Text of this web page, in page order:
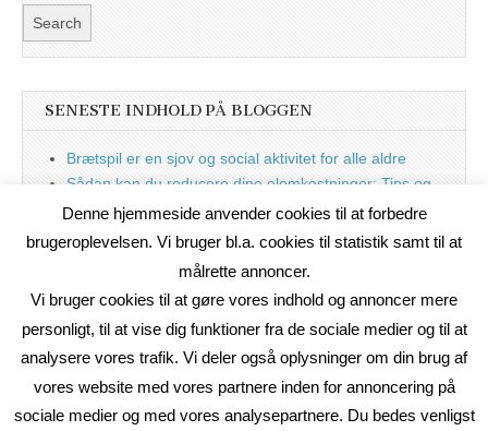
SENESTE INDHOLD PÅ BLOGGEN
Brætspil er en sjov og social aktivitet for alle aldre
Sådan kan du reducere dine elomkostninger: Tips og
tricks til at spare på elprisen
Nu med blog
Denne hjemmeside anvender cookies til at forbedre
brugeroplevelsen. Vi bruger bl.a. cookies til statistik samt til at
målrette annoncer.
Vi bruger cookies til at gøre vores indhold og annoncer mere
personligt, til at vise dig funktioner fra de sociale medier og til at
analysere vores trafik. Vi deler også oplysninger om din brug af
vores website med vores partnere inden for annoncering på
sociale medier og med vores analysepartnere. Du bedes venligst